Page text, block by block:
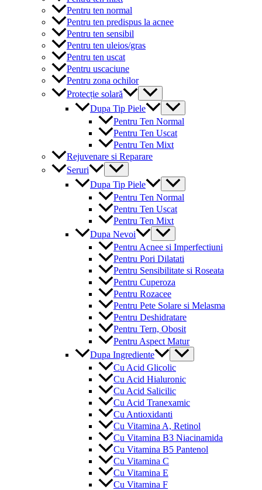
Pentru ten normal
Pentru ten predispus la acnee
Pentru ten sensibil
Pentru ten uleios/gras
Pentru ten uscat
Pentru uscaciune
Pentru zona ochilor
Protecție solară
Menu
Toggle
Dupa Tip Piele
Menu
Toggle
Pentru Ten Normal
Pentru Ten Uscat
Pentru Ten Mixt
Rejuvenare si Reparare
Seruri
Menu
Toggle
Dupa Tip Piele
Menu
Toggle
Pentru Ten Normal
Pentru Ten Uscat
Pentru Ten Mixt
Dupa Nevoi
Menu
Toggle
Pentru Acnee si Imperfectiuni
Pentru Pori Dilatati
Pentru Sensibilitate si Roseata
Pentru Cuperoza
Pentru Rozacee
Pentru Pete Solare si Melasma
Pentru Deshidratare
Pentru Tern, Obosit
Pentru Aspect Matur
Dupa Ingrediente
Menu
Toggle
Cu Acid Glicolic
Cu Acid Hialuronic
Cu Acid Salicilic
Cu Acid Tranexamic
Cu Antioxidanti
Cu Vitamina A, Retinol
Cu Vitamina B3 Niacinamida
Cu Vitamina B5 Pantenol
Cu Vitamina C
Cu Vitamina E
Cu Vitamina F